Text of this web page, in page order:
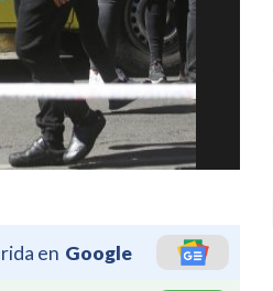
en Google